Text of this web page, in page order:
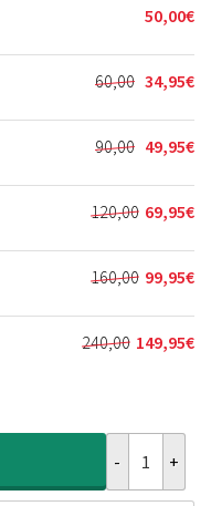
50,00€
60,00
Il
prezzo
originale
era:
60,00€.
34,95€
Il
prezzo
attuale
è:
34,95€.
90,00
Il
prezzo
originale
era:
90,00€.
49,95€
Il
prezzo
attuale
è:
49,95€.
120,00
Il
prezzo
originale
era:
120,00€.
69,95€
Il
prezzo
attuale
è:
69,95€.
160,00
Il
prezzo
originale
era:
99,95€
Il
prezzo
attuale
è:
240,00
Il
240,00€.
149,95€
Il
149,95€.